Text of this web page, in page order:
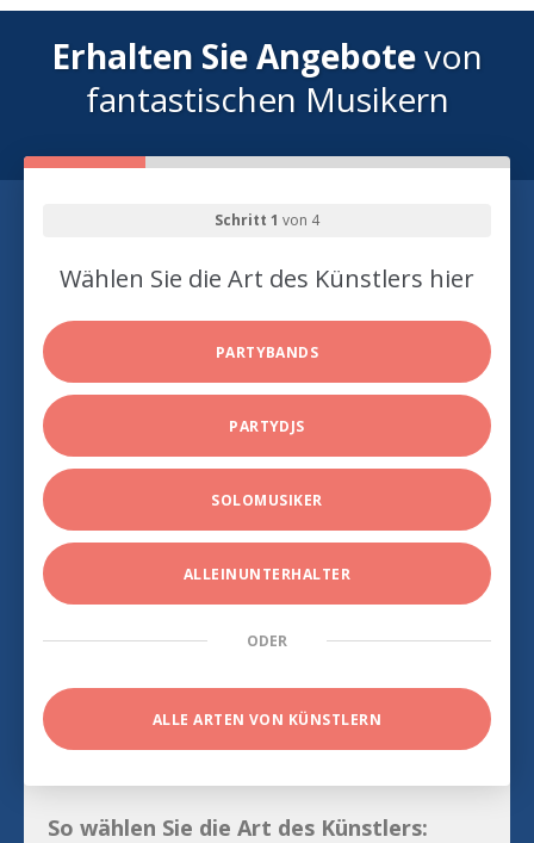
Erhalten Sie Angebotevon
fantastischen Musikern
Schritt 1 von 4
Wählen Sie die Art des Künstlers hier
PARTYBANDS
PARTYDJS
SOLOMUSIKER
ALLEINUNTERHALTER
ODER
ALLE ARTEN VON KÜNSTLERN
So wählen Sie die Art des Künstlers: